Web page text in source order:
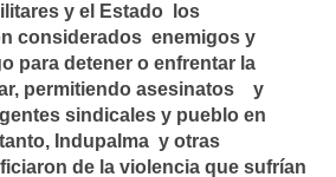
y el Estado los
considerados enemigos y
para detener o enfrentar la
permitiendo asesinatos y
sindicales y pueblo en
Indupalma y otras
de la violencia que sufrían